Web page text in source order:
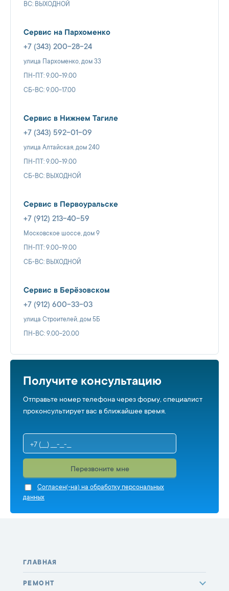
ВС: ВЫХОДНОЙ
Сервис на Пархоменко
+7 (343) 200-28-24
улица Пархоменко, дом 33
ПН-ПТ: 9.00-19.00
СБ-ВС: 9.00-17.00
Сервис в Нижнем Тагиле
+7 (343) 592-01-09
улица Алтайская, дом 240
ПН-ПТ: 9.00-19.00
СБ-ВС: ВЫХОДНОЙ
Сервис в Первоуральске
+7 (912) 213-40-59
Московское шоссе, дом 9
ПН-ПТ: 9.00-19.00
СБ-ВС: ВЫХОДНОЙ
Сервис в Берёзовском
+7 (912) 600-33-03
улица Строителей, дом 5Б
ПН-ВС: 9.00-20.00
Получите консультацию
Отправьте номер телефона через форму, специалист
проконсультирует вас в ближайшее время.
Перезвоните мне
Cогласен(-на) на обработку персональных
данных
ГЛАВНАЯ
РЕМОНТ